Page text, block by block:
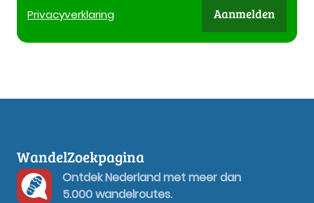
Privacyverklaring Aanmelden
WandelZoekpagina
Ontdek Nederland met meer dan
5.000 wandelroutes.